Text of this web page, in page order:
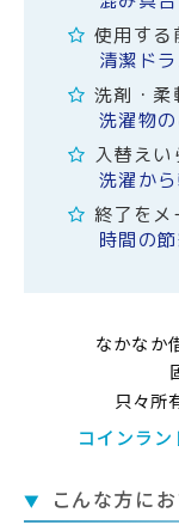
使用する
清潔ド
洗剤・柔
洗濯物
入替え
洗濯か
終了をメ
時間の
なかなか
只々所
コインラ
▼ こんな方に